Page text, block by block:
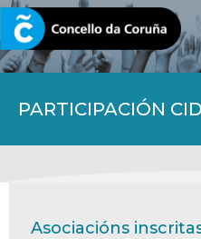
PARTICIPACIÓN
CORUNA.GAL
Asociacións